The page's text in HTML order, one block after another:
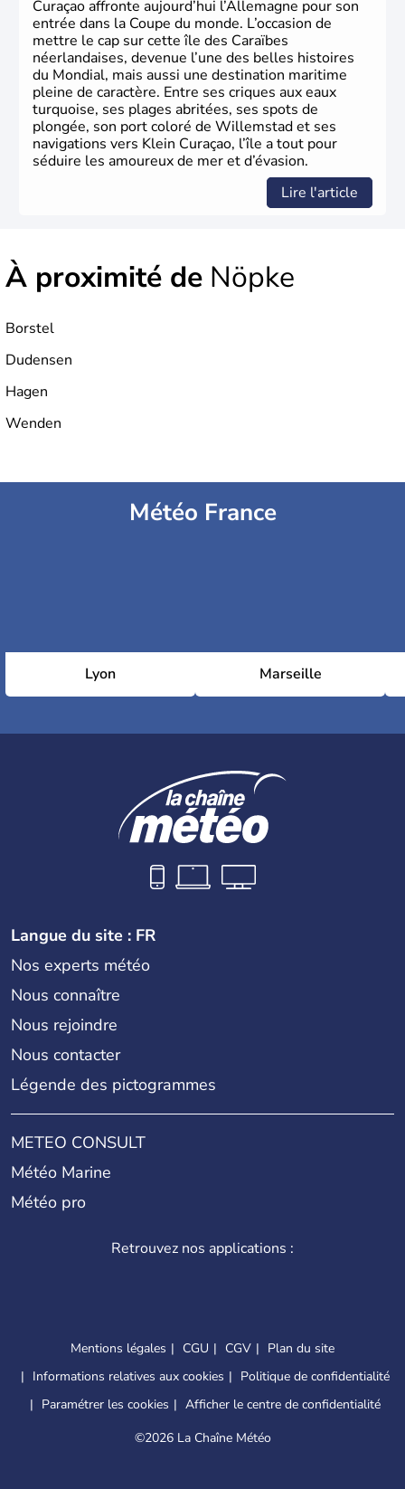
Curaçao affronte aujourd’hui l’Allemagne pour son
entrée dans la Coupe du monde. L’occasion de
mettre le cap sur cette île des Caraïbes
néerlandaises, devenue l’une des belles histoires
du Mondial, mais aussi une destination maritime
pleine de caractère. Entre ses criques aux eaux
turquoise, ses plages abritées, ses spots de
plongée, son port coloré de Willemstad et ses
navigations vers Klein Curaçao, l’île a tout pour
séduire les amoureux de mer et d’évasion.
Lire l'article
À proximité de Nöpke
Borstel
Dudensen
Hagen
Wenden
Météo France
Lyon Marseille
Langue du site : FR
Nos experts météo
Nous connaître
Nous rejoindre
Nous contacter
Légende des pictogrammes
METEO CONSULT
Météo Marine
Météo pro
Retrouvez nos applications :
Mentions légales CGU CGV
Plan du site
Informations relatives aux cookies
Politique de confidentialité
Paramétrer les cookies
Afficher le centre de confidentialité
©2026 La Chaîne Météo